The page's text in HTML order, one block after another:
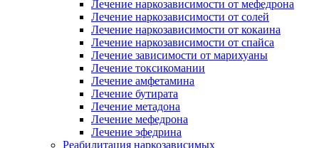
Лечение наркозависимости от мефедрона
Лечение наркозависимости от солей
Лечение наркозависимости от кокаина
Лечение наркозависимости от спайса
Лечение зависимости от марихуаны
Лечение токсикомании
Лечение амфетамина
Лечение бутирата
Лечение метадона
Лечение мефедрона
Лечение эфедрина
Реабилитация наркозависимых